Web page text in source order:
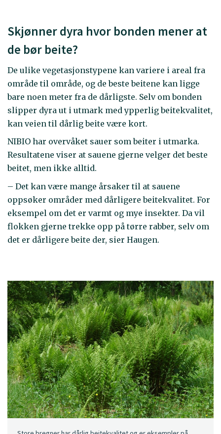
Skjønner dyra hvor bonden mener at
de bør beite?
De ulike vegetasjonstypene kan variere i areal fra
område til område, og de beste beitene kan ligge
bare noen meter fra de dårligste. Selv om bonden
slipper dyra ut i utmark med ypperlig beitekvalitet,
kan veien til dårlig beite være kort.
NIBIO har overvåket sauer som beiter i utmarka.
Resultatene viser at sauene gjerne velger det beste
beitet, men ikke alltid.
– Det kan være mange årsaker til at sauene
oppsøker områder med dårligere beitekvalitet. For
eksempel om det er varmt og mye insekter. Da vil
flokken gjerne trekke opp på tørre rabber, selv om
det er dårligere beite der, sier Haugen.